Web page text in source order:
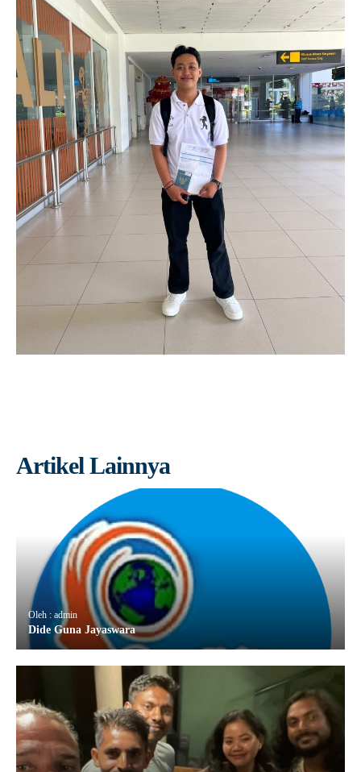
Artikel Lainnya
Oleh : admin
Dide Guna Jayaswara